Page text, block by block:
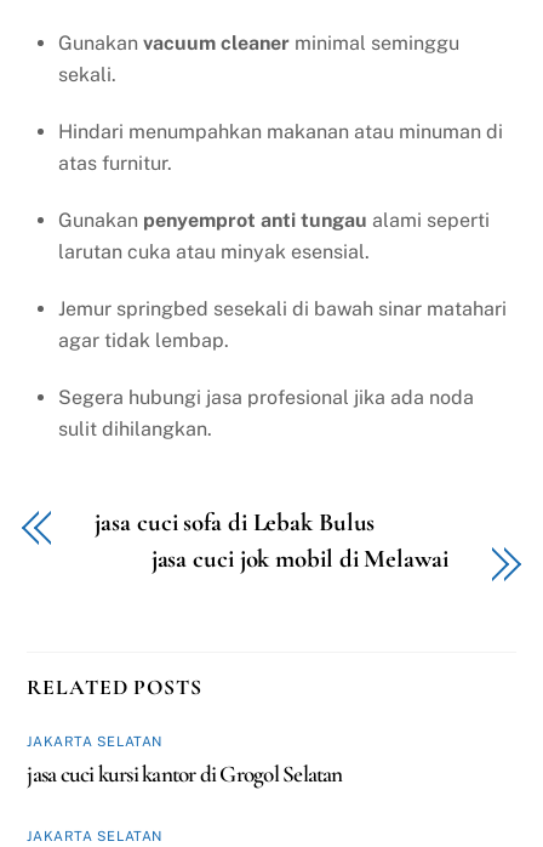
Gunakan vacuum cleaner minimal seminggu
sekali.
Hindari menumpahkan makanan atau minuman di
atas furnitur.
Gunakan penyemprot anti tungau alami seperti
larutan cuka atau minyak esensial.
Jemur springbed sesekali di bawah sinar matahari
agar tidak lembap.
Segera hubungi jasa profesional jika ada noda
sulit dihilangkan.
jasa cuci sofa di Lebak Bulus
jasa cuci jok mobil di Melawai
RELATED POSTS
JAKARTA SELATAN
jasa cuci kursi kantor di Grogol Selatan
JAKARTA SELATAN